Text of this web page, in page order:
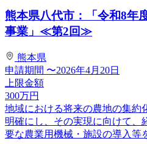
熊本県八代市：「令和8年
事業」≪第2回≫
熊本県
申請期間 〜2026年4月20日
上限金額
300万円
地域における将来の農地の集約
明確にし、その実現に向けて、
要な農業用機械・施設の導入等